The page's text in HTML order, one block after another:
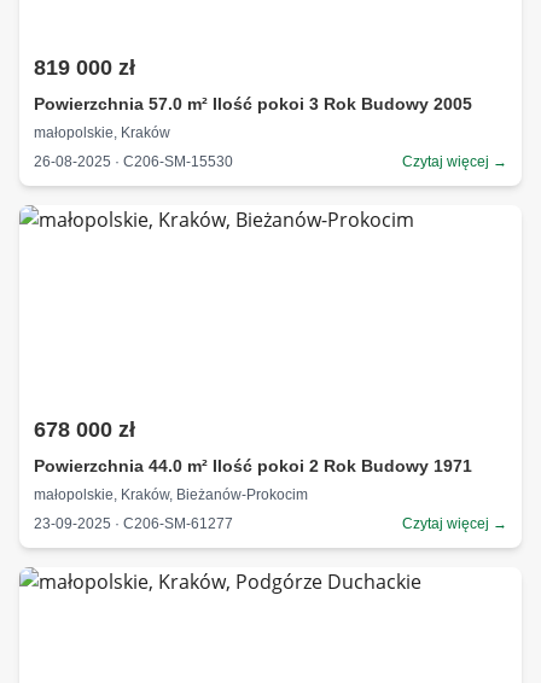
819 000 zł
Powierzchnia 57.0 m² Ilość pokoi 3 Rok Budowy 2005
małopolskie, Kraków
26-08-2025 · C206-SM-15530
Czytaj więcej →
678 000 zł
Powierzchnia 44.0 m² Ilość pokoi 2 Rok Budowy 1971
małopolskie, Kraków, Bieżanów-Prokocim
23-09-2025 · C206-SM-61277
Czytaj więcej →